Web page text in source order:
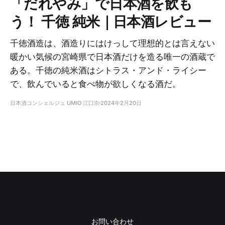
う！ 千徳 純米｜日本酒レビュー
千徳酒造は、酒造りにはけっして理想的とは言えない
暖かい気候の宮崎県で日本酒だけを造る唯一の酒蔵で
ある。千徳の純米酒はシトラス・アンド・ライシー
で、飲んでいると食べ物が欲しくなる酒だ。
日本酒コンシェルジュ UMIO 江口崇 2024年2月20日
お問い合わせ